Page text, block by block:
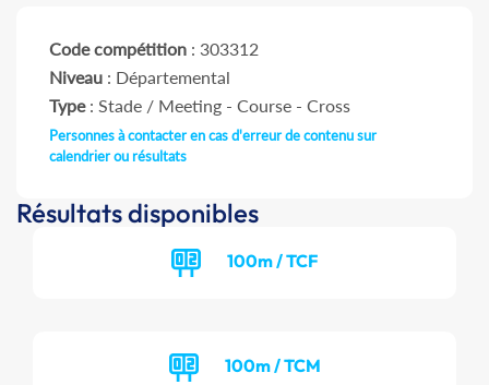
Code compétition : 303312
Niveau : Départemental
Type: Stade / Meeting - Course - Cross
Personnes à contacter en cas d'erreur de contenu sur
calendrier ou résultats
Résultats disponibles
100m / TCF
100m / TCM